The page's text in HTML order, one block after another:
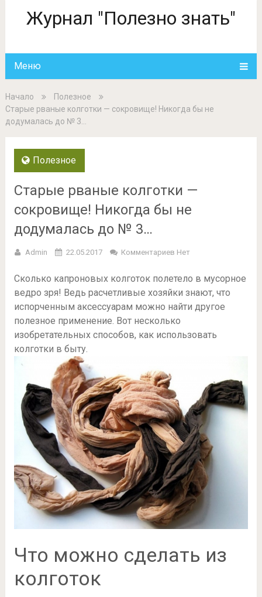
Журнал "Полезно знать"
Меню
Начало
Полезное
Старые рваные колготки — сокровище! Никогда бы не
додумалась до № 3…
Полезное
Старые рваные колготки —
сокровище! Никогда бы не
додумалась до № 3…
Admin 22.05.2017 Комментариев Нет
Сколько капроновых колготок полетело в мусорное
ведро зря! Ведь расчетливые хозяйки знают, что
испорченным аксессуарам можно найти другое
полезное применение. Вот несколько
изобретательных способов, как использовать
колготки в быту.
Что можно сделать из
колготок